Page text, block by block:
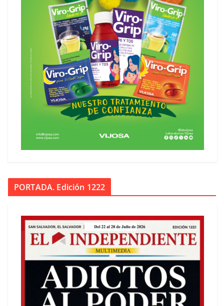
PORTADA. Edición 1222